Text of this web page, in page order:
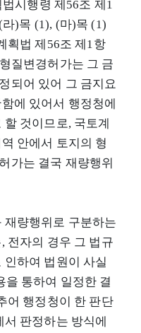
시행령 제56조 제1
)목 (1), (마)목 (1)
획법 제56조 제1항
질변경허가는 그 금
되어 있어 그 금지요
에 있어서 행정청에
것이므로, 국토계
안에서 토지의 형
가는 결국 재량행위
재량행위로 구분하는
전자의 경우 그 법규
하여 법원이 사실
을 통하여 일정한 결
어 행정청이 한 판단
판정하는 방식에